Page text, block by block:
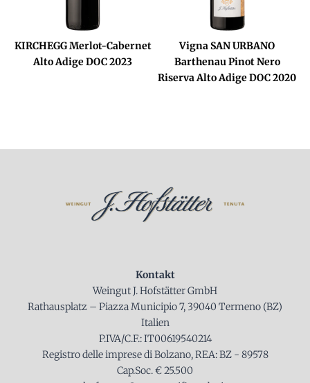
KIRCHEGG Merlot-Cabernet
Alto Adige DOC 2023
Vigna SAN URBANO
Barthenau Pinot Nero
Riserva Alto Adige DOC 2020
Kontakt
Weingut J. Hofstätter GmbH
Rathausplatz – Piazza Municipio 7, 39040 Termeno (BZ)
Italien
P.IVA/C.F.: IT00619540214
Registro delle imprese di Bolzano, REA: BZ - 89578
Cap.Soc. € 25.500